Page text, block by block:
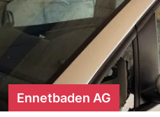
Ennetbaden AG